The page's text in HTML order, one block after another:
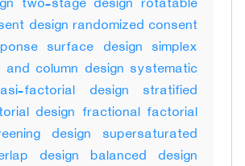
design randomized consent
surface design simplex
and column design systematic
factorial design stratified
design fractional factorial
design supersaturated
design balanced design